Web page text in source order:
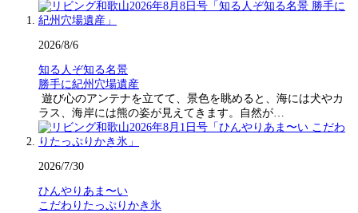
2026/8/6
知る人ぞ知る名景
勝手に紀州穴場遺産
遊び心のアンテナを立てて、景色を眺めると、海には犬やカ
ラス、海岸には熊の姿が見えてきます。自然が…
2026/7/30
ひんやりあま〜い
こだわりたっぷりかき氷